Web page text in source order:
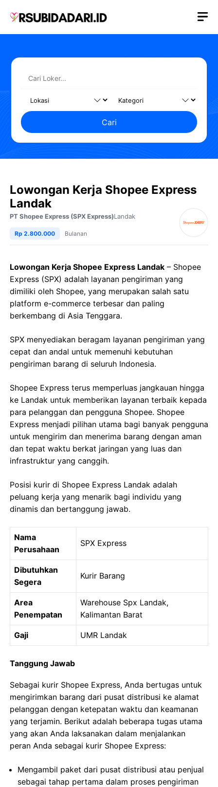
Cari
Lowongan Kerja Shopee Express
Landak
PT Shopee Express (SPX Express)Landak
Rp 2.800.000 Bulanan
Lowongan Kerja Shopee Express Landak – Shopee
Express (SPX) adalah layanan pengiriman yang
dimiliki oleh Shopee, yang merupakan salah satu
platform e-commerce terbesar dan paling
berkembang di Asia Tenggara.
SPX menyediakan beragam layanan pengiriman yang
cepat dan andal untuk memenuhi kebutuhan
pengiriman barang di seluruh Indonesia.
Shopee Express terus memperluas jangkauan hingga
ke Landak untuk memberikan layanan terbaik kepada
para pelanggan dan pengguna Shopee. Shopee
Express menjadi pilihan utama bagi banyak pengguna
untuk mengirim dan menerima barang dengan aman
dan tepat waktu berkat jaringan yang luas dan
infrastruktur yang canggih.
Posisi kurir di Shopee Express Landak adalah
peluang kerja yang menarik bagi individu yang
dinamis dan bertanggung jawab.
Nama
Perusahaan
SPX Express
Dibutuhkan
Segera
Kurir Barang
Area
Penempatan
Warehouse Spx Landak,
Kalimantan Barat
Gaji UMR Landak
Tanggung Jawab
Sebagai kurir Shopee Express, Anda bertugas untuk
mengirimkan barang dari pusat distribusi ke alamat
pelanggan dengan ketepatan waktu dan keamanan
yang terjamin. Berikut adalah beberapa tugas utama
yang akan Anda laksanakan dalam menjalankan
peran Anda sebagai kurir Shopee Express:
Mengambil paket dari pusat distribusi atau penjual
sebagai tahap pertama dalam proses pengiriman